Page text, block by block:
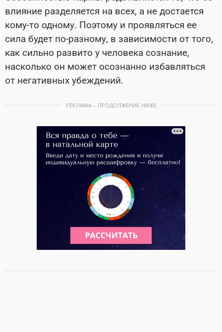
влияние разделяется на всех, а не достается
кому-то одному. Поэтому и проявляться ее
сила будет по-разному, в зависимости от того,
как сильно развито у человека сознание,
насколько он может осознанно избавляться
от негативных убеждений.
РЕКЛАМА – ПРОДОЛЖЕНИЕ НИЖЕ